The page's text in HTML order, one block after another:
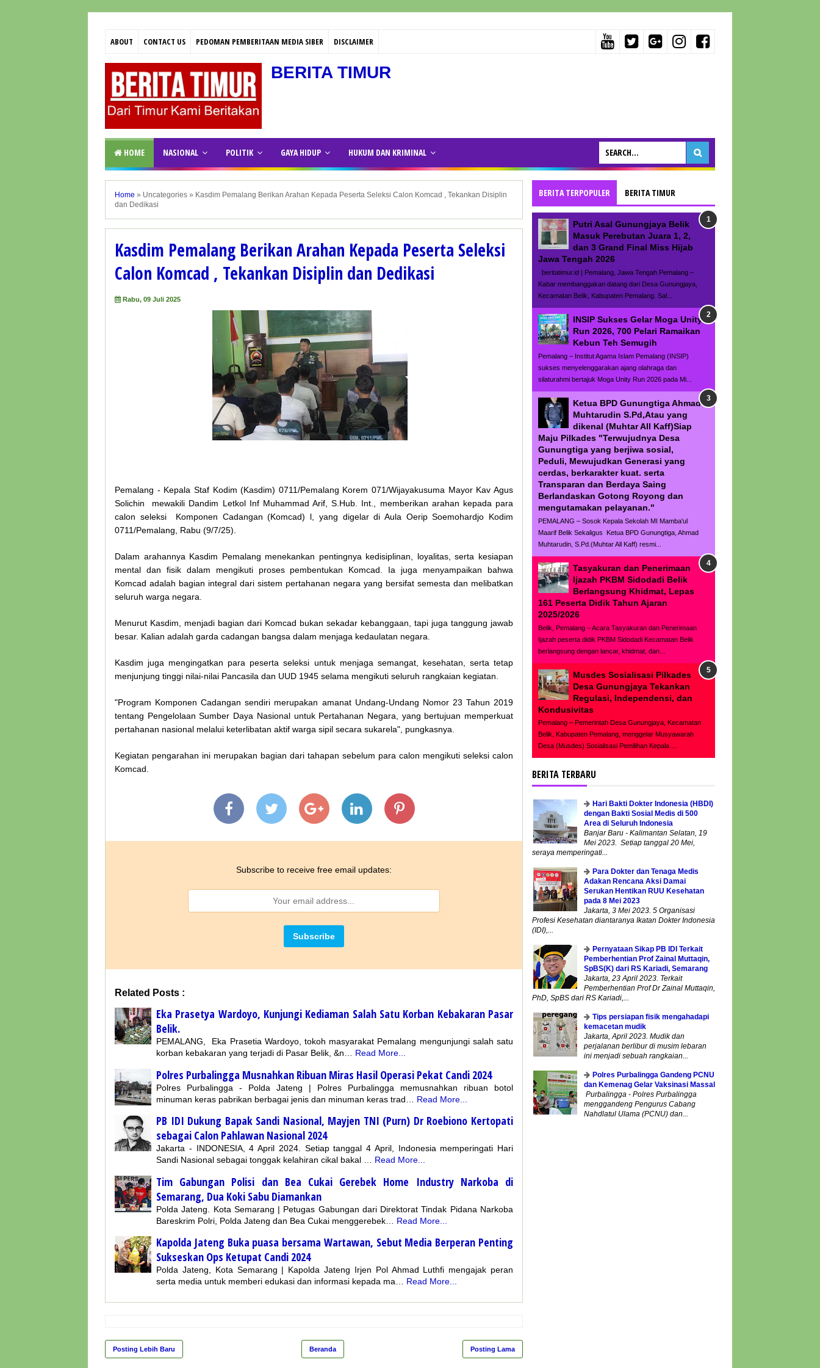
ABOUT CONTACT US PEDOMAN PEMBERITAAN MEDIA SIBER DISCLAIMER
BERITA TIMUR
HOME NASIONAL POLITIK GAYA HIDUP HUKUM DAN KRIMINAL
Home » Uncategories » Kasdim Pemalang Berikan Arahan Kepada Peserta Seleksi Calon Komcad , Tekankan Disiplin
dan Dedikasi
Kasdim Pemalang Berikan Arahan Kepada Peserta Seleksi
Calon Komcad , Tekankan Disiplin dan Dedikasi
Rabu, 09 Juli 2025
Pemalang - Kepala Staf Kodim (Kasdim) 0711/Pemalang Korem 071/Wijayakusuma Mayor Kav Agus
Solichin mewakili Dandim Letkol Inf Muhammad Arif, S.Hub. Int., memberikan arahan kepada para
calon seleksi Komponen Cadangan (Komcad) l, yang digelar di Aula Oerip Soemohardjo Kodim
0711/Pemalang, Rabu (9/7/25).
Dalam arahannya Kasdim Pemalang menekankan pentingnya kedisiplinan, loyalitas, serta kesiapan
mental dan fisik dalam mengikuti proses pembentukan Komcad. Ia juga menyampaikan bahwa
Komcad adalah bagian integral dari sistem pertahanan negara yang bersifat semesta dan melibatkan
seluruh warga negara.
Menurut Kasdim, menjadi bagian dari Komcad bukan sekadar kebanggaan, tapi juga tanggung jawab
besar. Kalian adalah garda cadangan bangsa dalam menjaga kedaulatan negara.
Kasdim juga mengingatkan para peserta seleksi untuk menjaga semangat, kesehatan, serta tetap
menjunjung tinggi nilai-nilai Pancasila dan UUD 1945 selama mengikuti seluruh rangkaian kegiatan.
"Program Komponen Cadangan sendiri merupakan amanat Undang-Undang Nomor 23 Tahun 2019
tentang Pengelolaan Sumber Daya Nasional untuk Pertahanan Negara, yang bertujuan memperkuat
pertahanan nasional melalui keterlibatan aktif warga sipil secara sukarela", pungkasnya.
Kegiatan pengarahan ini merupakan bagian dari tahapan sebelum para calon mengikuti seleksi calon
Komcad.
Subscribe to receive free email updates:
Related Posts :
Eka Prasetya Wardoyo, Kunjungi Kediaman Salah Satu Korban Kebakaran Pasar
Belik.
PEMALANG, Eka Prasetia Wardoyo, tokoh masyarakat Pemalang mengunjungi salah satu
korban kebakaran yang terjadi di Pasar Belik, &n…
Read More...
Polres Purbalingga Musnahkan Ribuan Miras Hasil Operasi Pekat Candi 2024
Polres Purbalingga - Polda Jateng | Polres Purbalingga memusnahkan ribuan botol
minuman keras pabrikan berbagai jenis dan minuman keras trad…
Read More...
PB IDI Dukung Bapak Sandi Nasional, Mayjen TNI (Purn) Dr Roebiono Kertopati
sebagai Calon Pahlawan Nasional 2024
Jakarta - INDONESIA, 4 April 2024. Setiap tanggal 4 April, Indonesia memperingati Hari
Sandi Nasional sebagai tonggak kelahiran cikal bakal …
Read More...
Tim Gabungan Polisi dan Bea Cukai Gerebek Home Industry Narkoba di
Semarang, Dua Koki Sabu Diamankan
Polda Jateng. Kota Semarang | Petugas Gabungan dari Direktorat Tindak Pidana Narkoba
Bareskrim Polri, Polda Jateng dan Bea Cukai menggerebek…
Read More...
Kapolda Jateng Buka puasa bersama Wartawan, Sebut Media Berperan Penting
Sukseskan Ops Ketupat Candi 2024
Polda Jateng, Kota Semarang | Kapolda Jateng Irjen Pol Ahmad Luthfi mengajak peran
serta media untuk memberi edukasi dan informasi kepada ma…
Read More...
Posting Lebih Baru Posting Lama
Beranda
BERITA TERPOPULER BERITA TIMUR
Putri Asal Gunungjaya Belik
Masuk Perebutan Juara 1, 2,
dan 3 Grand Final Miss Hijab
Jawa Tengah 2026
beritatimur.id | Pemalang, Jawa Tengah Pemalang –
Kabar membanggakan datang dari Desa Gunungjaya,
Kecamatan Belik, Kabupaten Pemalang. Sal...
INSIP Sukses Gelar Moga Unity
Run 2026, 700 Pelari Ramaikan
Kebun Teh Semugih
Pemalang – Institut Agama Islam Pemalang (INSIP)
sukses menyelenggarakan ajang olahraga dan
silaturahmi bertajuk Moga Unity Run 2026 pada Mi...
Ketua BPD Gunungtiga Ahmad
Muhtarudin S.Pd,Atau yang
dikenal (Muhtar All Kaff)Siap
Maju Pilkades "Terwujudnya Desa
Gunungtiga yang berjiwa sosial,
Peduli, Mewujudkan Generasi yang
cerdas, berkarakter kuat. serta
Transparan dan Berdaya Saing
Berlandaskan Gotong Royong dan
mengutamakan pelayanan."
PEMALANG – Sosok Kepala Sekolah MI Mamba'ul
Maarif Belik Sekaligus Ketua BPD Gunungtiga, Ahmad
Muhtarudin, S.Pd.(Muhtar All Kaff) resmi...
Tasyakuran dan Penerimaan
Ijazah PKBM Sidodadi Belik
Berlangsung Khidmat, Lepas
161 Peserta Didik Tahun Ajaran
2025/2026
Belik, Pemalang – Acara Tasyakuran dan Penerimaan
Ijazah peserta didik PKBM Sidodadi Kecamatan Belik
berlangsung dengan lancar, khidmat, dan...
Musdes Sosialisasi Pilkades
Desa Gunungjaya Tekankan
Regulasi, Independensi, dan
Kondusivitas
Pemalang – Pemerintah Desa Gunungjaya, Kecamatan
Belik, Kabupaten Pemalang, menggelar Musyawarah
Desa (Musdes) Sosialisasi Pemilihan Kepala ...
BERITA TERBARU
Hari Bakti Dokter Indonesia (HBDI)
dengan Bakti Sosial Medis di 500
Area di Seluruh Indonesia
Banjar Baru - Kalimantan Selatan, 19
Mei 2023. Setiap tanggal 20 Mei,
seraya memperingati...
Para Dokter dan Tenaga Medis
Adakan Rencana Aksi Damai
Serukan Hentikan RUU Kesehatan
pada 8 Mei 2023
Jakarta, 3 Mei 2023. 5 Organisasi
Profesi Kesehatan diantaranya Ikatan Dokter Indonesia
(IDI),...
Pernyataan Sikap PB IDI Terkait
Pemberhentian Prof Zainal Muttaqin,
SpBS(K) dari RS Kariadi, Semarang
Jakarta, 23 April 2023. Terkait
Pemberhentian Prof Dr Zainal Muttaqin,
PhD, SpBS dari RS Kariadi,...
Tips persiapan fisik mengahadapi
kemacetan mudik
Jakarta, April 2023. Mudik dan
perjalanan berlibur di musim lebaran
ini menjadi sebuah rangkaian...
Polres Purbalingga Gandeng PCNU
dan Kemenag Gelar Vaksinasi Massal
Purbalingga - Polres Purbalingga
menggandeng Pengurus Cabang
Nahdlatul Ulama (PCNU) dan...